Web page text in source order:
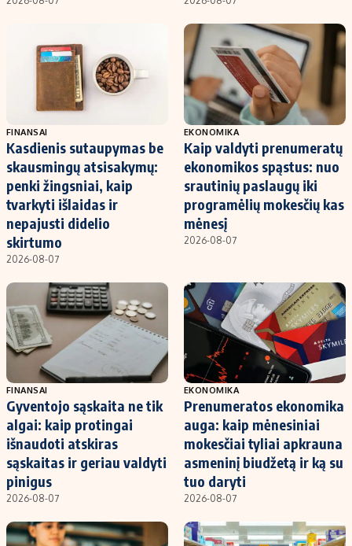
FINANSAI
Kasdienis sutaupymas be
skausmingų atsisakymų:
penki žingsniai, kaip
tvarkyti išlaidas ir
nepajusti didelio
skirtumo
2026-08-07
EKONOMIKA
Kaip valdyti prenumeratų
ekonomikos spąstus: nuo
srautinių paslaugų iki
programėlių mokesčių kas
mėnesį
2026-08-07
FINANSAI
Gyventojo sąskaita ne tik
algai: kaip protingai
išnaudoti atskiras
sąskaitas ir geriau valdyti
pinigus
2026-08-07
EKONOMIKA
Prenumeratos ekonomika
auga: kaip mėnesiniai
mokesčiai tyliai apkrauna
asmeninį biudžetą ir ką su
tuo daryti
2026-08-07